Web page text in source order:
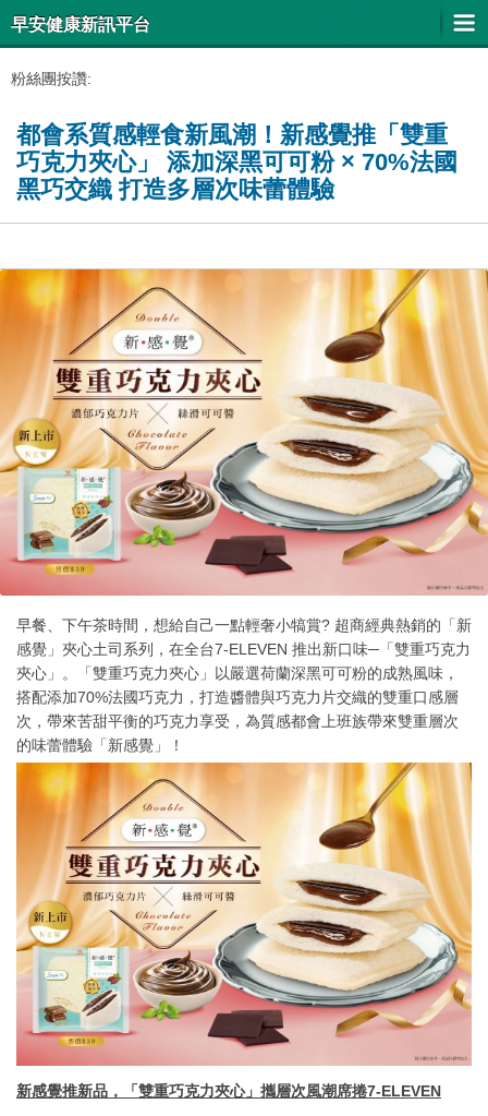
早安健康新訊平台
粉絲團按讚:
都會系質感輕食新風潮！新感覺推「雙重
巧克力夾心」 添加深黑可可粉 × 70%法國
黑巧交織 打造多層次味蕾體驗
早餐、下午茶時間，想給自己一點輕奢小犒賞? 超商經典熱銷的「新
感覺」夾心土司系列，在全台7-ELEVEN 推出新口味─「雙重巧克力
夾心」。「雙重巧克力夾心」以嚴選荷蘭深黑可可粉的成熟風味，
搭配添加70%法國巧克力，打造醬體與巧克力片交織的雙重口感層
次，帶來苦甜平衡的巧克力享受，為質感都會上班族帶來雙重層次
的味蕾體驗「新感覺」！
新感覺推新品，「雙重巧克力夾心」攜層次風潮席捲7-ELEVEN